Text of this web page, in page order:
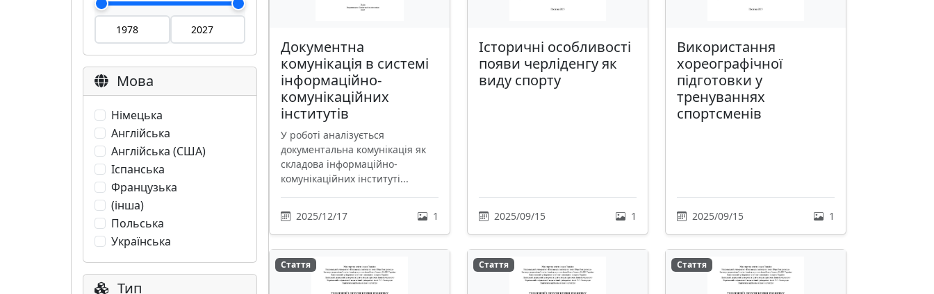
Мова
Німецька
Англійська
Англійська (США)
Іспанська
Французька
(інша)
Польська
Українська
Тип
Документна
комунікація в системі
інформаційно-
комунікаційних
інститутів
У роботі аналізується
документальна комунікація як
складова інформаційно-
комунікаційних інституті...
2025/12/17 1
Історичні особливості
появи черліденгу як
виду спорту
2025/09/15 1
Використання
хореографічної
підготовки у
тренуваннях
спортсменів
2025/09/15 1
Стаття Стаття Стаття